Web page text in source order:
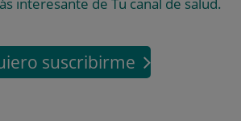
interesante de Tu canal de salud.
suscribirme